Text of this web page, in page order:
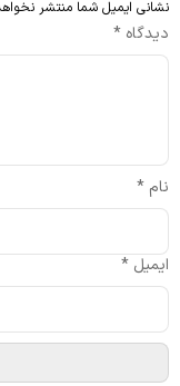
نشانی ایمیل شما منتشر
دیدگاه *
نام *
ایمیل *